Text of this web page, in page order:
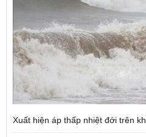
Xuất hiện áp thấp nhiệt đới trên